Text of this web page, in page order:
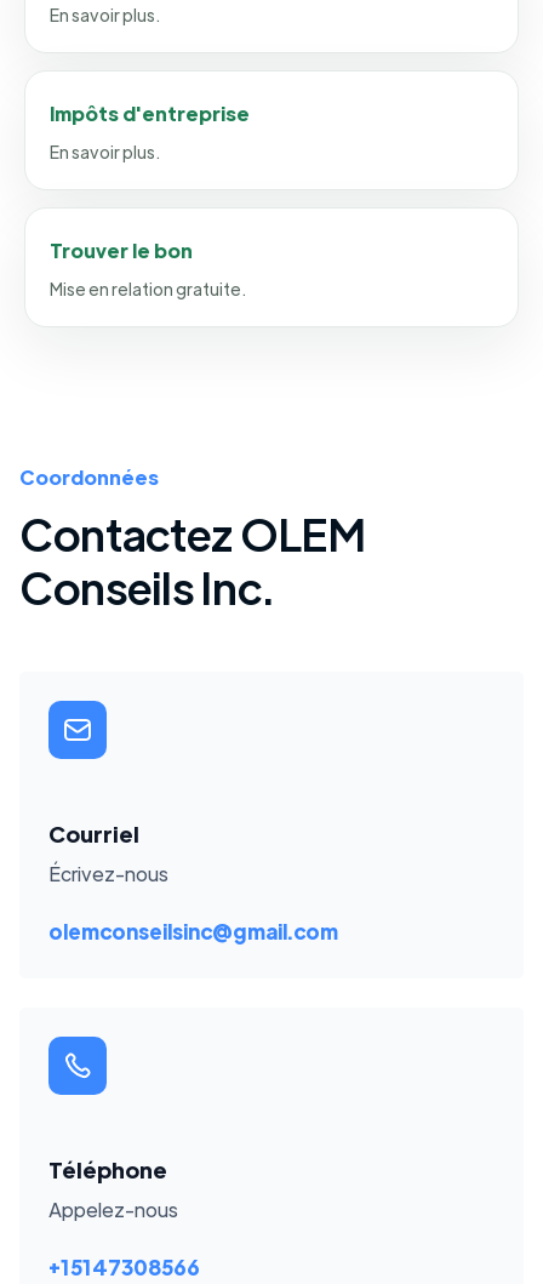
En savoir plus.
Impôts d'entreprise
En savoir plus.
Trouver le bon
Mise en relation gratuite.
Coordonnées
Contactez OLEM
Conseils Inc.
Courriel
Écrivez-nous
olemconseilsinc@gmail.com
Téléphone
Appelez-nous
+15147308566